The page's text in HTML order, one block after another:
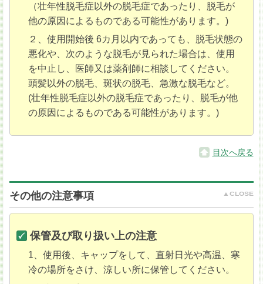
（壮年性脱毛症以外の脱毛症であったり、脱毛が
他の原因によるものである可能性があります。)
２、使用開始後 6カ月以内であっても、脱毛状態の
悪化や、次のような脱毛が見られた場合は、使用
を中止し、医師又は薬剤師に相談してください。
頭髪以外の脱毛、斑状の脱毛、急激な脱毛など。
(壮年性脱毛症以外の脱毛症であったり、脱毛が他
の原因によるものである可能性があります。)
目次へ戻る
その他の注意事項
保管及び取り扱い上の注意
1、使用後、キャップをして、直射日光や高温、寒
冷の場所をさけ、涼しい所に保管してください。